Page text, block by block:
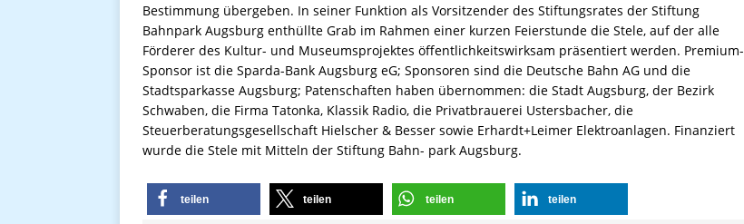
Bestimmung übergeben. In seiner Funktion als Vorsitzender des Stiftungsrates der Stiftung
Bahnpark Augsburg enthüllte Grab im Rahmen einer kurzen Feierstunde die Stele, auf der alle
Förderer des Kultur- und Museumsprojektes öffentlichkeitswirksam präsentiert werden. Premium-
Sponsor ist die Sparda-Bank Augsburg eG; Sponsoren sind die Deutsche Bahn AG und die
Stadtsparkasse Augsburg; Patenschaften haben übernommen: die Stadt Augsburg, der Bezirk
Schwaben, die Firma Tatonka, Klassik Radio, die Privatbrauerei Ustersbacher, die
Steuerberatungsgesellschaft Hielscher & Besser sowie Erhardt+Leimer Elektroanlagen. Finanziert
wurde die Stele mit Mitteln der Stiftung Bahn- park Augsburg.
teilen teilen teilen teilen